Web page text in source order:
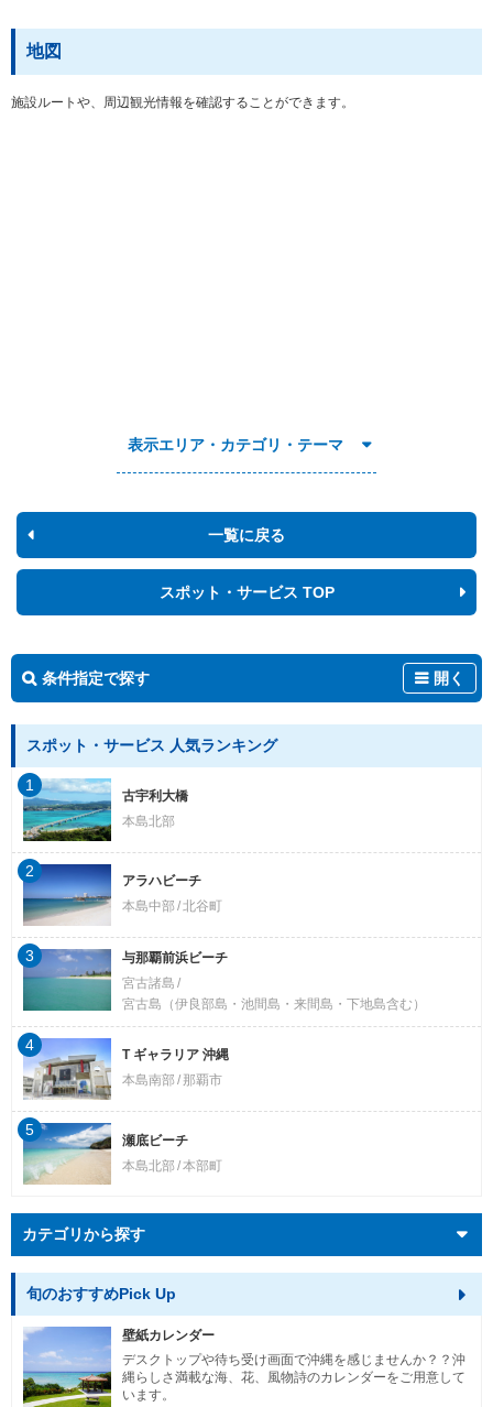
地図
施設ルートや、周辺観光情報を確認することができます。
表示エリア・カテゴリ・テーマ
一覧に戻る
スポット・サービス TOP
条件指定で探す 開く
スポット・サービス 人気ランキング
古宇利大橋
本島北部
1
アラハビーチ
本島中部 北谷町
2
与那覇前浜ビーチ
宮古諸島
宮古島（伊良部島・池間島・来間島・下地島含む）
3
T ギャラリア 沖縄
本島南部
那覇市
4
瀬底ビーチ
本島北部 本部町
5
カテゴリから探す
旬のおすすめPick Up
壁紙カレンダー
デスクトップや待ち受け画面で沖縄を感じませんか？？沖
縄らしさ満載な海、花、風物詩のカレンダーをご用意して
います。